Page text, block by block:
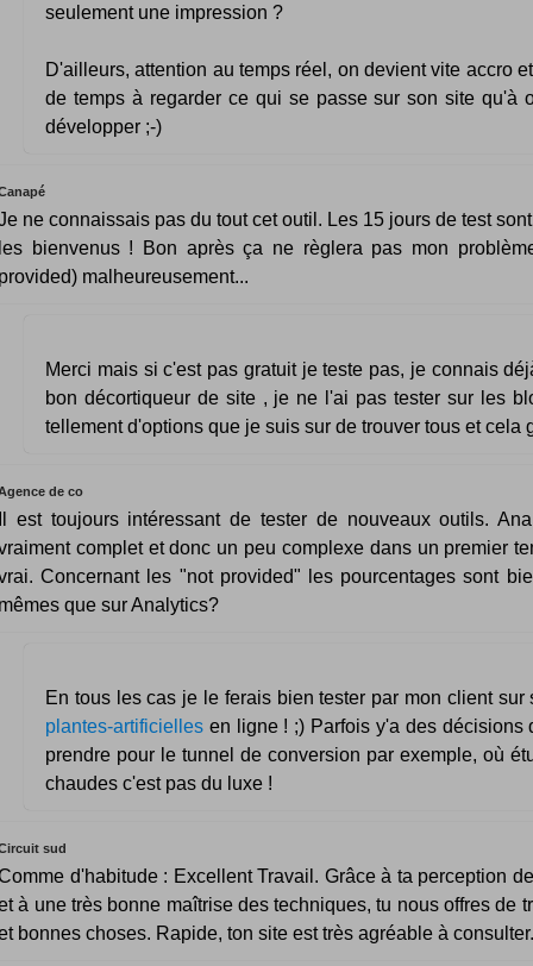
seulement une impression ?
D'ailleurs, attention au temps réel, on devient vite accro
de temps à regarder ce qui se passe sur son site qu'à
développer ;-)
ne connaissais pas du tout cet outil. Les 15 jours de test
bienvenus ! Bon après ça ne règlera pas mon
malheureusement...
Merci mais si c'est pas gratuit je teste pas, je connais
bon décortiqueur de site , je ne l'ai pas tester sur les
tellement d'options que je suis sur de trouver tous et cela
de co
est toujours intéressant de tester de nouveaux outils.
complet et donc un peu complexe dans un premier
Concernant les "not provided" les pourcentages sont
que sur Analytics?
En tous les cas je le ferais bien tester par mon client sur
plantes-artificielles en ligne ! ;) Parfois y'a des décisions
prendre pour le tunnel de conversion par exemple, où
chaudes c'est pas du luxe !
sud
d'habitude : Excellent Travail. Grâce à ta perception
à une très bonne maîtrise des techniques, tu nous offres de
bonnes choses. Rapide, ton site est très agréable à consulter.